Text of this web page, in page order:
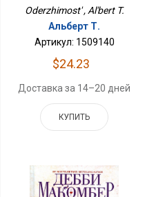
Oderzhimost' , Al'bert T.
Альберт Т.
Артикул: 1509140
$24.23
Доставка за 14–20 дней
КУПИТЬ